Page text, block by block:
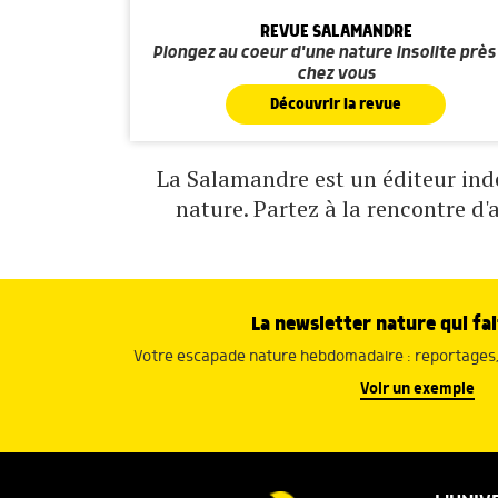
REVUE SALAMANDRE
Plongez au coeur d'une nature insolite
chez vous
Découvrir la revue
La Salamandre est un éditeur
nature. Partez à la rencontre
La newsletter nature qui
Votre escapade nature hebdomadaire :
Voir un exemple